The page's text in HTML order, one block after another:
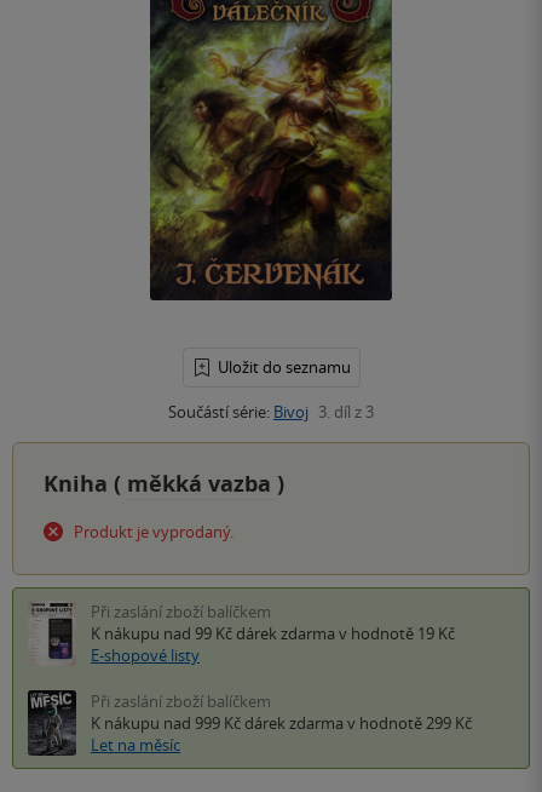
Uložit do seznamu
Součástí série: Bivoj 3. díl z 3
Kniha ( měkká vazba )
Produkt je vyprodaný.
Při zaslání zboží balíčkem
K nákupu nad 99 Kč dárek zdarma v hodnotě 19 Kč
E-shopové listy
Při zaslání zboží balíčkem
K nákupu nad 999 Kč dárek zdarma v hodnotě 299 Kč
Let na měsíc